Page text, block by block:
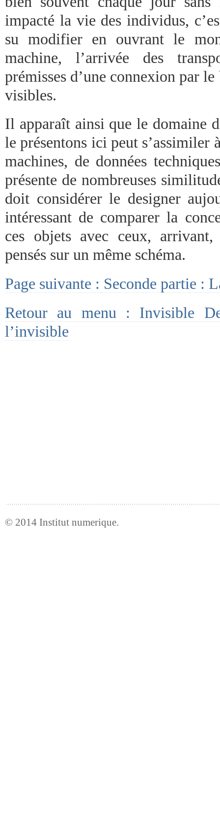
impacté la vie des individus,
su modifier en ouvrant le
machine, l’arrivée des
prémisses d’une connexion par
visibles.
Il apparaît ainsi que le domaine
le présentons ici peut s’assimiler
machines, de données
présente de nombreuses
doit considérer le designer
intéressant de comparer la
ces objets avec ceux,
pensés sur un même schéma.
Page suivante : Seconde partie :
Retour au menu : Invisible
l’invisible
© 2014 Institut numerique.